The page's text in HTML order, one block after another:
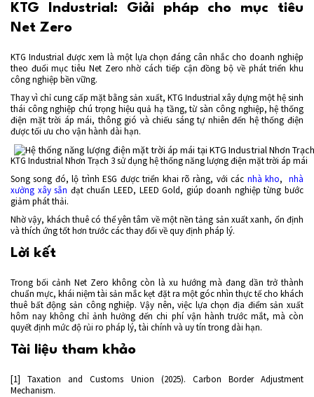
KTG Industrial: Giải pháp cho mục tiêu
Net Zero
KTG Industrial được xem là một lựa chọn đáng cân nhắc cho doanh nghiệp
theo đuổi mục tiêu Net Zero nhờ cách tiếp cận đồng bộ về phát triển khu
công nghiệp bền vững.
Thay vì chỉ cung cấp mặt bằng sản xuất, KTG Industrial xây dựng một hệ sinh
thái công nghiệp chú trọng hiệu quả hạ tầng, từ sàn công nghiệp, hệ thống
điện mặt trời áp mái, thông gió và chiếu sáng tự nhiên đến hệ thống điện
được tối ưu cho vận hành dài hạn.
KTG Industrial Nhơn Trạch 3 sử dụng hệ thống năng lượng điện mặt trời áp mái
Song song đó, lộ trình ESG được triển khai rõ ràng, với các nhà kho, nhà
xưởng xây sẵn đạt chuẩn LEED, LEED Gold, giúp doanh nghiệp từng bước
giảm phát thải.
Nhờ vậy, khách thuê có thể yên tâm về một nền tảng sản xuất xanh, ổn định
và thích ứng tốt hơn trước các thay đổi về quy định pháp lý.
Lời kết
Trong bối cảnh Net Zero không còn là xu hướng mà đang dần trở thành
chuẩn mực, khái niệm tài sản mắc kẹt đặt ra một góc nhìn thực tế cho khách
thuê bất động sản công nghiệp. Vậy nên, việc lựa chọn địa điểm sản xuất
hôm nay không chỉ ảnh hưởng đến chi phí vận hành trước mắt, mà còn
quyết định mức độ rủi ro pháp lý, tài chính và uy tín trong dài hạn.
Tài liệu tham khảo
[1] Taxation and Customs Union (2025). Carbon Border Adjustment
Mechanism.